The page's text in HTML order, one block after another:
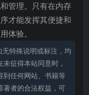
管理。只有在内存
才能发挥其便捷和
体验。
特殊说明或标注，均
征得本站同意时，
到任何网站、书籍等
著者的合法权益，可